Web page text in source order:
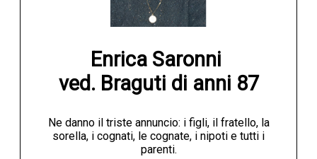
Enrica Saronni
ved. Braguti di anni 87
Ne danno il triste annuncio: i figli, il fratello, la
sorella, i cognati, le cognate, i nipoti e tutti i
parenti.